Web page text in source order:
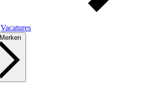
Vacatures
Merken